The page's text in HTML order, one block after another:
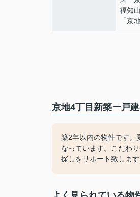
福知
「京
京地4丁目新築一戸
築2年以内の物件です。
なっています。こだわ
探しをサポート致しま